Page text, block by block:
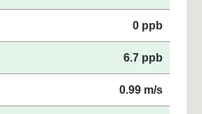
0 ppb
6.7 ppb
0.99 m/s